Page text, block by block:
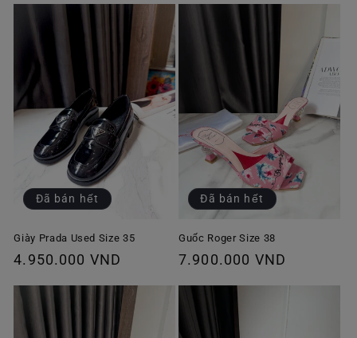
thường
Đã bán hết
Giày Prada Used Size 35
Giá
thường
4.950.000 VND
Đã bán hết
Guốc Roger Size 38
Giá
thường
7.900.000 VND